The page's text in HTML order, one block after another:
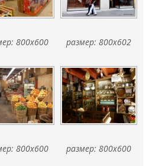
800x600 размер: 800x602
800x600 размер: 800x600